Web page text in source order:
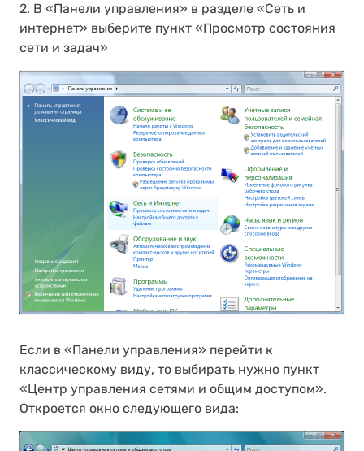
2. В «Панели управления» в разделе «Сеть и
интернет» выберите пункт «Просмотр состояния
сети и задач»
Если в «Панели управления» перейти к
классическому виду, то выбирать нужно пункт
«Центр управления сетями и общим доступом».
Откроется окно следующего вида: